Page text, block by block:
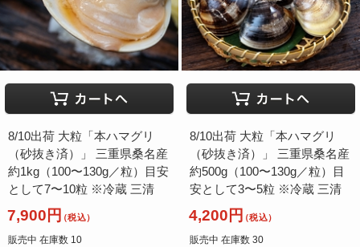
8/10出荷 大粒「本ハマグリ
（砂抜き済）」 三重県桑名産
約1kg（100〜130g／粒）目安
として7〜10粒 ※冷蔵 三清
7,900円（税込）
販売中 在庫数 10
8/10出荷 大粒「本ハマグリ
（砂抜き済）」 三重県桑名産
約500g（100〜130g／粒）目
安として3〜5粒 ※冷蔵 三清
4,200円（税込）
販売中 在庫数 30